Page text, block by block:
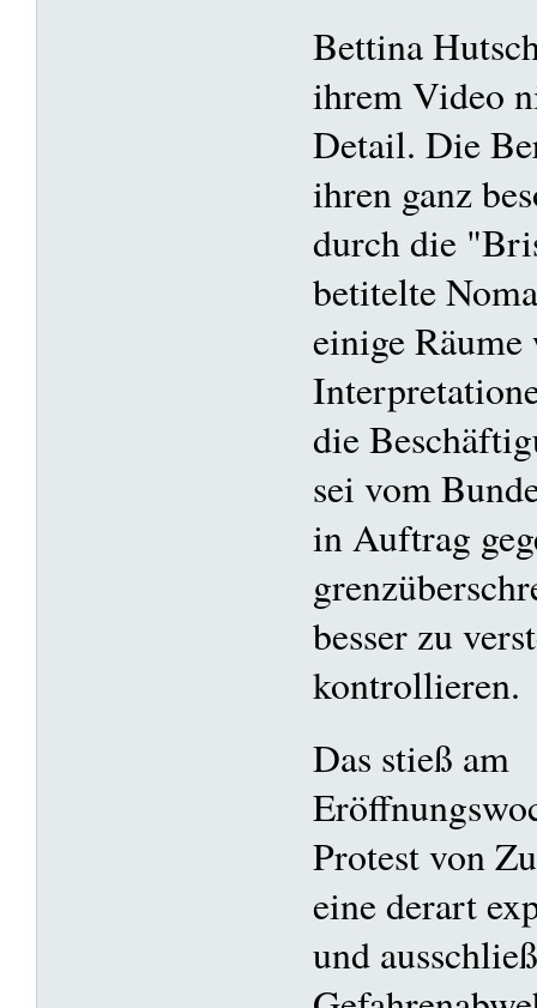
Bettina
ihrem Video
Detail. Die
ihren ganz
durch die
betitelte
einige
die
sei vom
in Auftrag
besser zu
kontrollieren.
Das stieß am
Protest von
eine derart
und